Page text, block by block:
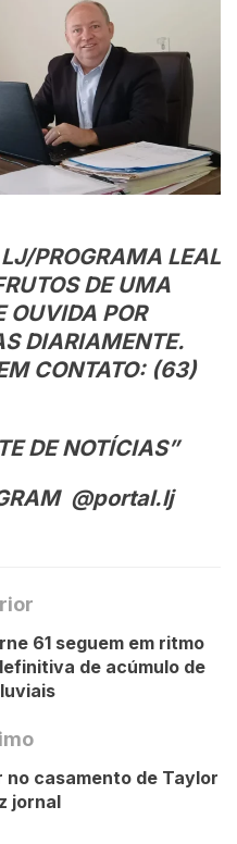
PROGRAMA LEAL
DE UMA
OUVIDA POR
DIARIAMENTE.
CONTATO: (63)
DE NOTÍCIAS”
@portal.lj
61 seguem em ritmo
de acúmulo de
casamento de Taylor
jornal